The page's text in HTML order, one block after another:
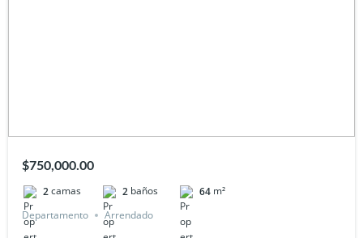
$750,000.00
2camas 2 baños 64 m²
Departamento
Arrendado